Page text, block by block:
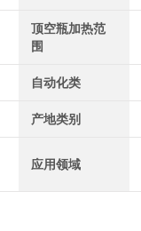
顶空瓶加热范
围
自动化类
产地类别
应用领域